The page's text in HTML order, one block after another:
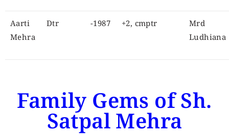
Aarti
Mehra
Dtr -1987 +2, cmptr
Mrd
Ludhiana
Family Gems of Sh.
Satpal Mehra